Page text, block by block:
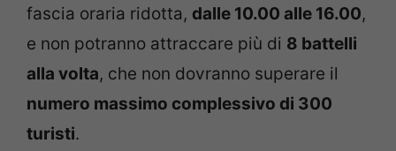
fascia oraria ridotta, dalle 10.00 alle 16.00,
e non potranno attraccare più di 8 battelli
alla volta, che non dovranno superare il
numero massimo complessivo di 300
turisti.